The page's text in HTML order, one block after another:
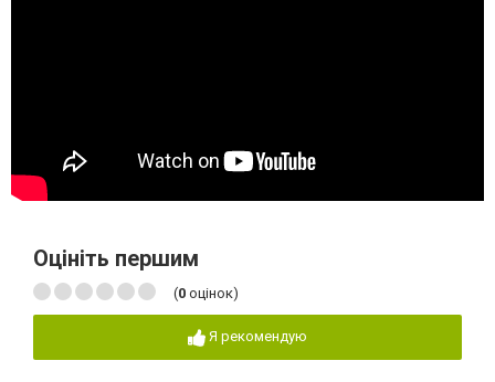
Оцініть першим
(0 оцінок)
Я рекомендую